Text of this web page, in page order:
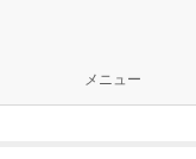
メニュー